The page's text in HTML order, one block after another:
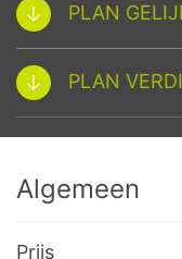
PLAN
PLAN
Algemeen
Prijs